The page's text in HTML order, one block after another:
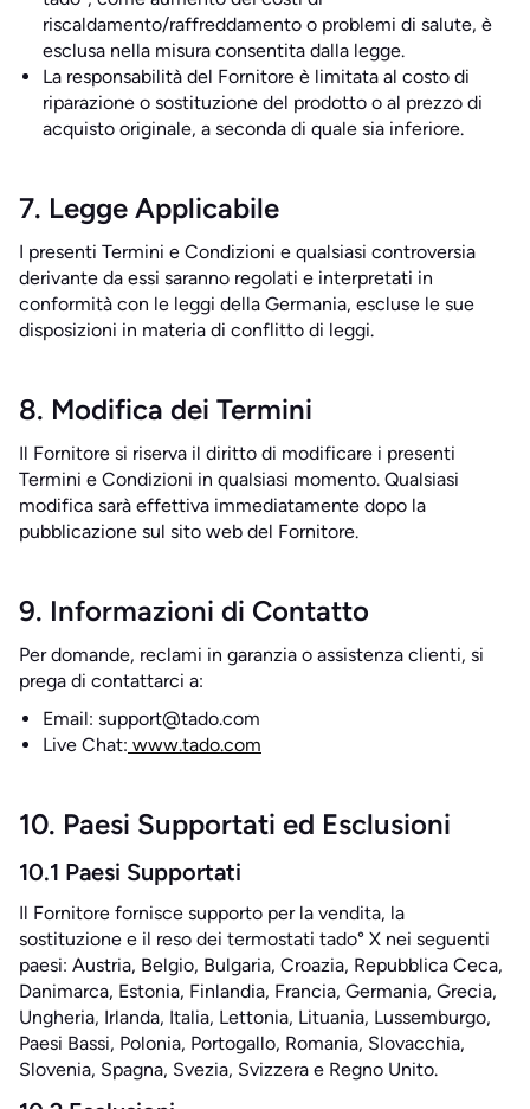
riscaldamento/raffreddamento o problemi di salute, è
esclusa nella misura consentita dalla legge.
La responsabilità del Fornitore è limitata al costo di
riparazione o sostituzione del prodotto o al prezzo di
acquisto originale, a seconda di quale sia inferiore.
7. Legge Applicabile
I presenti Termini e Condizioni e qualsiasi controversia
derivante da essi saranno regolati e interpretati in
conformità con le leggi della Germania, escluse le sue
disposizioni in materia di conflitto di leggi.
8. Modifica dei Termini
Il Fornitore si riserva il diritto di modificare i presenti
Termini e Condizioni in qualsiasi momento. Qualsiasi
modifica sarà effettiva immediatamente dopo la
pubblicazione sul sito web del Fornitore.
9. Informazioni di Contatto
Per domande, reclami in garanzia o assistenza clienti, si
prega di contattarci a:
Email: support@tado.com
Live Chat: www.tado.com
10. Paesi Supportati ed Esclusioni
10.1 Paesi Supportati
Il Fornitore fornisce supporto per la vendita, la
sostituzione e il reso dei termostati tado° X nei seguenti
paesi: Austria, Belgio, Bulgaria, Croazia, Repubblica Ceca,
Danimarca, Estonia, Finlandia, Francia, Germania, Grecia,
Ungheria, Irlanda, Italia, Lettonia, Lituania, Lussemburgo,
Paesi Bassi, Polonia, Portogallo, Romania, Slovacchia,
Slovenia, Spagna, Svezia, Svizzera e Regno Unito.